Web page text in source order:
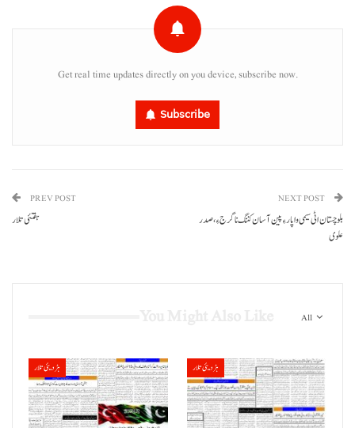
Get real time updates directly on you device, subscribe now.
Subscribe
PREV POST
ہفتئی تلار
NEXT POST
بلوچستان اٹی سیمی واپار ءِ پین آسان کننگ نا گرج ءِ،صدر
علوی
All
ہڑدیئی تلار ہڑدیئی تلار